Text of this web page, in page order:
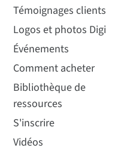
Témoignages clients
Logos et photos Digi
Événements
Comment acheter
Bibliothèque de
ressources
S'inscrire
Vidéos